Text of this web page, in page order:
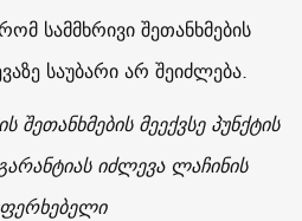
სამმხრივი შეთანხმების
საუბარი არ შეიძლება.
მეექვსე პუნქტის
იძლევა ლაჩინის